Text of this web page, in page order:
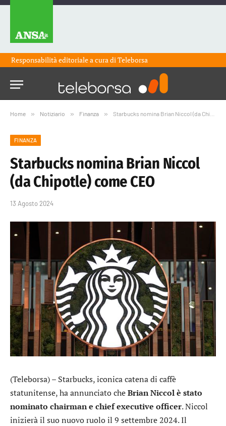
Responsabilità editoriale a cura diTeleborsa
Home » Notiziario » Finanza » Starbucks nomina Brian Niccol (da Chipotle) come CEO
FINANZA
Starbucks nomina Brian Niccol
(da Chipotle) come CEO
13 Agosto 2024
(Teleborsa) – Starbucks, iconica catena di caffè
statunitense, ha annunciato cheBrian Niccol è stato
nominato chairman e chief executive officer. Niccol
inizierà il suo nuovo ruolo il 9 settembre 2024. Il